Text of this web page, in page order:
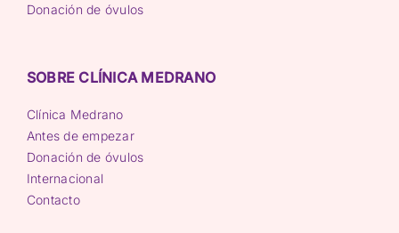
Donación de óvulos
SOBRE CLÍNICA MEDRANO
Clínica Medrano
Antes de empezar
Donación de óvulos
Internacional
Contacto